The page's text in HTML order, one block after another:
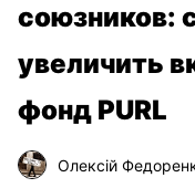
союзников:
увеличить
фонд PURL
Олексій